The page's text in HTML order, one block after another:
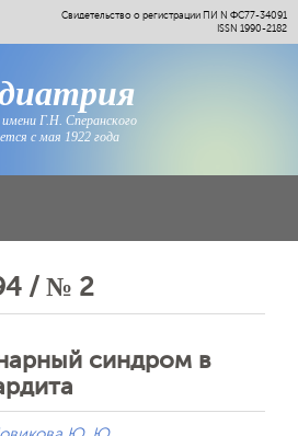
Свидетельство о регистрации ПИ N ФС77-34091
ISSN 1990-2182
Г.Н. Сперанского
с мая 1922 года
/ № 2
синдром в